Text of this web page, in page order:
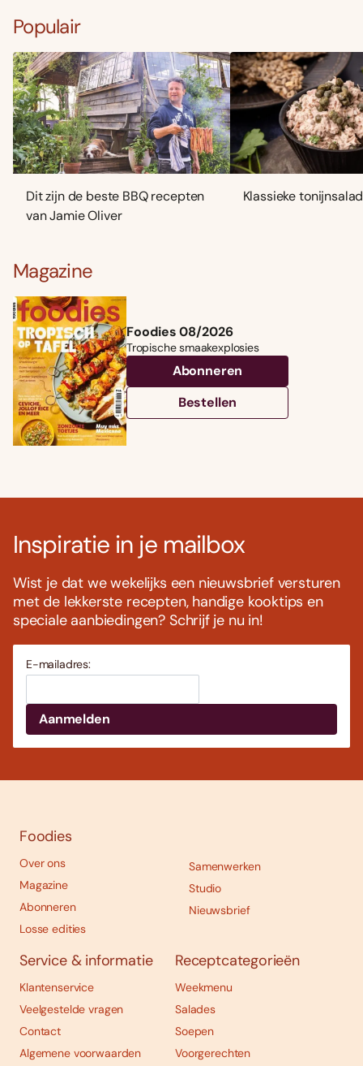
Populair
Dit zijn de beste BBQ recepten
van Jamie Oliver
Klassieke
Magazine
Foodies 08/2026
Tropische smaakexplosies
Abonneren
Bestellen
Inspiratie in je mailbox
Wist je dat we wekelijks een nieuwsbrief versturen
met de lekkerste recepten, handige kooktips en
speciale aanbiedingen? Schrijf je nu in!
E-mailadres:
Foodies
Over ons
Magazine
Abonneren
Losse edities
Samenwerken
Studio
Nieuwsbrief
Service & informatie
Klantenservice
Veelgestelde vragen
Contact
Algemene voorwaarden
Receptcategorieën
Weekmenu
Salades
Soepen
Voorgerechten